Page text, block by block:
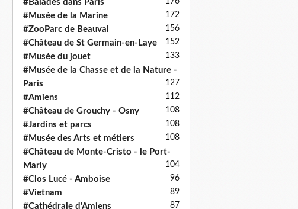
#Balades dans Paris
#Musée de la Marine 172
#ZooParc de Beauval 156
#Château de St Germain-en-Laye 152
#Musée du jouet 133
#Musée de la Chasse et de la Nature -
Paris
127
#Amiens 112
#Château de Grouchy - Osny 108
#Jardins et parcs 108
#Musée des Arts et métiers 108
#Château de Monte-Cristo - le Port-
Marly
104
#Clos Lucé - Amboise 96
#Vietnam 89
#Cathédrale d'Amiens 87